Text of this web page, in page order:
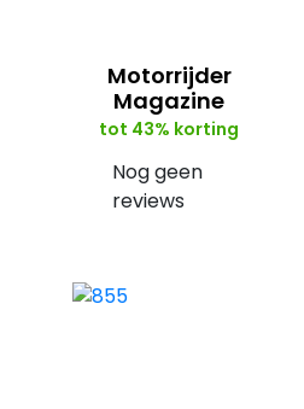
Motorrijder
Magazine
tot 43% korting
Nog geen
reviews